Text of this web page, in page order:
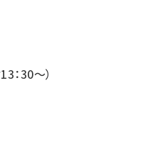
：30～）